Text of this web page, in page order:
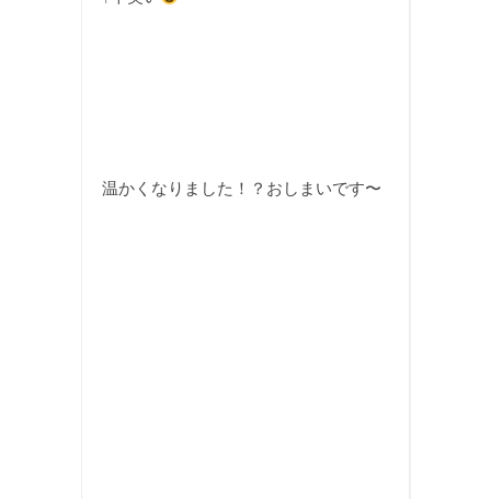
温かくなりました！？おしまいです〜